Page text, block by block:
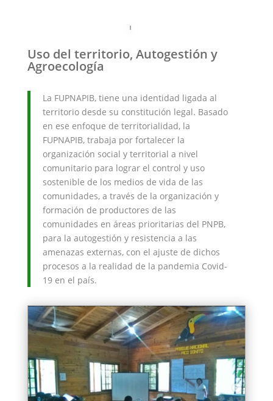
Uso del territorio, Autogestión y
Agroecología
La FUPNAPIB, tiene una identidad ligada al
territorio desde su constitución legal. Basado
en ese enfoque de territorialidad, la
FUPNAPIB, trabaja por fortalecer la
organización social y territorial a nivel
comunitario para lograr el control y uso
sostenible de los medios de vida de las
comunidades, a través de la organización y
formación de productores de las
comunidades en áreas prioritarias del PNPB,
para la autogestión y resistencia a las
amenazas externas, con el ajuste de dichos
procesos a la realidad de la pandemia Covid-
19 en el país.